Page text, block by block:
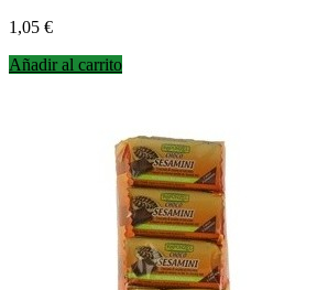
Precio
1,05 €
Añadir al carrito